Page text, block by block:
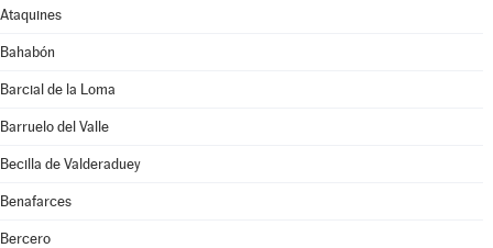
Ataquines
Bahabón
Barcial de la Loma
Barruelo del Valle
Becilla de Valderaduey
Benafarces
Bercero